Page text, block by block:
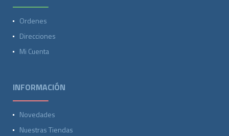
Ordenes
Direcciones
Mi Cuenta
INFORMACIÓN
Novedades
Nuestras Tiendas